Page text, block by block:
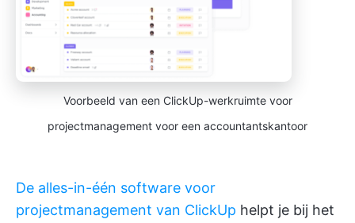
Voorbeeld van een ClickUp-werkruimte voor
projectmanagement voor een accountantskantoor
De alles-in-één software voor
projectmanagement van ClickUp helpt je bij het